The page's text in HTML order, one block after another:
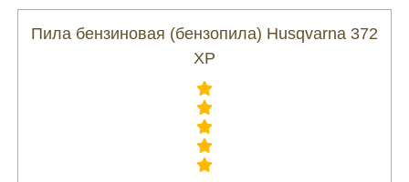
Пила бензиновая (бензопила) Husqvarna 372
XP